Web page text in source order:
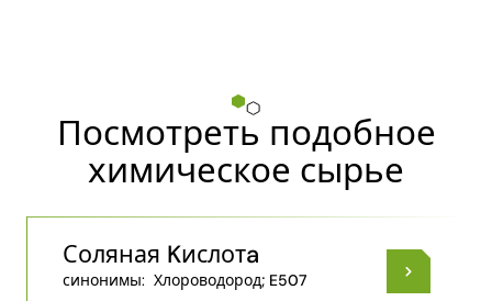
Посмотреть подобное
химическое сырье
Соляная Kислотa
синонимы: Хлороводород; E507